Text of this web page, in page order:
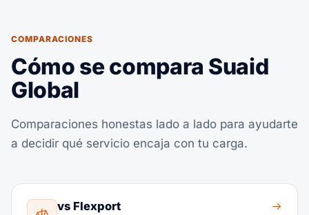
COMPARACIONES
Cómo se compara Suaid
Global
Comparaciones honestas lado a lado para ayudarte
a decidir qué servicio encaja con tu carga.
vs Flexport